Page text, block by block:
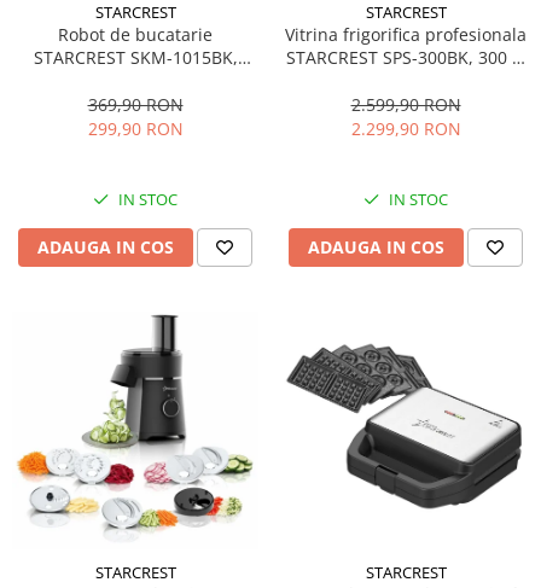
STARCREST
Robot de bucatarie
STARCREST SKM-1015BK,
Accesorii, 10 Viteze + Pulse,
Negru
369,90 RON
299,90 RON
IN STOC
ADAUGA IN COS
STARCREST
Vitrina frigorifica profesionala
STARCREST SPS-300BK, 300 L,
LED, H 169.5 cm, Negru
2.599,90 RON
2.299,90 RON
IN STOC
ADAUGA IN COS
STARCREST STARCREST